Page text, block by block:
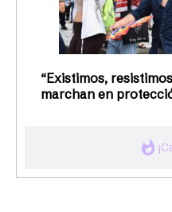
whatshot
“Existimos,
marchan en